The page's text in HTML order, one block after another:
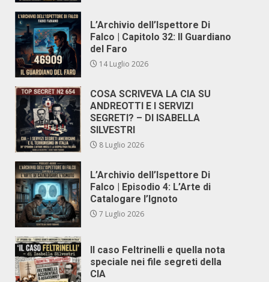
L’Archivio dell’Ispettore Di
Falco | Capitolo 32: Il Guardiano
del Faro
14 Luglio 2026
COSA SCRIVEVA LA CIA SU
ANDREOTTI E I SERVIZI
SEGRETI? – DI ISABELLA
SILVESTRI
8 Luglio 2026
L’Archivio dell’Ispettore Di
Falco | Episodio 4: L’Arte di
Catalogare l’Ignoto
7 Luglio 2026
Il caso Feltrinelli e quella nota
speciale nei file segreti della
CIA